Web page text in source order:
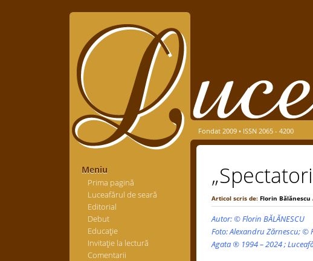
Meniu
Prima pagină
Luceafărul de seară
Editorial
Debut
Educaţie
Invitaţie la lectură
Comentarii
Fondat 2009 • ISSN 2065 - 4200
Articol scris de: Florin Bălănescu
Autor: © Florin BĂLĂNESCU
Foto: Alexandru Zărnescu; ©
Agata ® 1994 – 2024 ;